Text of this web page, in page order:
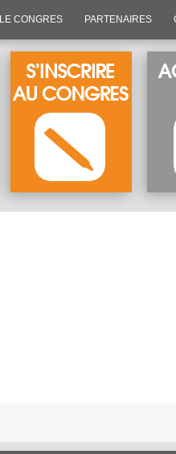
LE CONGRES PARTENAIRES